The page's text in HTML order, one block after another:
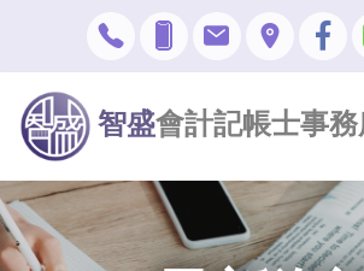
智盛會計記帳士事務